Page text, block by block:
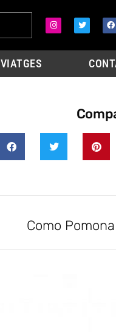
VIATGES
Como Pomona